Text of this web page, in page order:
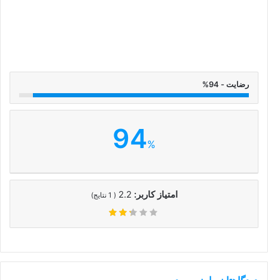
رضایت - 94%
94%
امتیاز کاربر: 2.2
(
1 نتایج)